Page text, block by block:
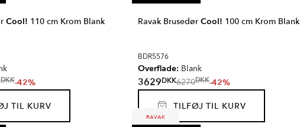
Cool! 110 cm Krom Blank
DKK-42%
TIL KURV
Ravak Brusedør Cool! 100 cm Krom Blank
BDR5576
Overflade: Blank
3629DKK6270DKK-42%
TILFØJ TIL KURV
RAVAK